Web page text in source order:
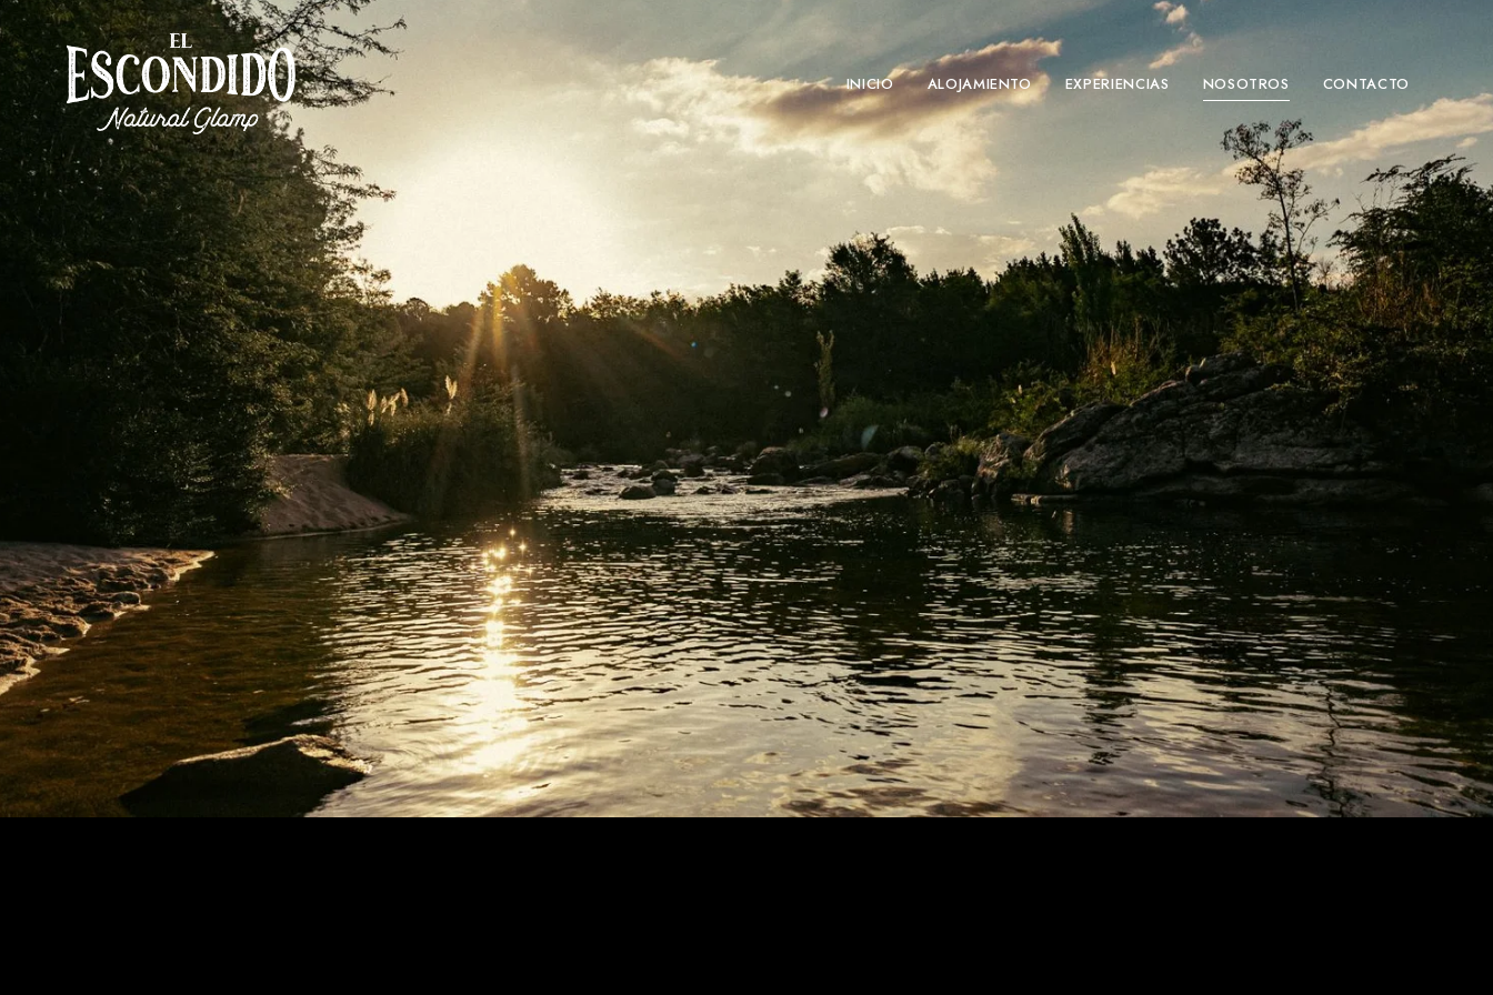
INICIO ALOJAMIENTO EXPERIENCIAS NOSOTROS CONTACTO